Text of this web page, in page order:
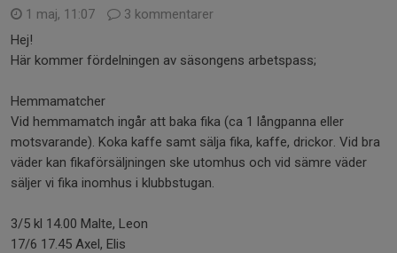
1 maj, 11:07
3 kommentarer
Hej!
Här kommer fördelningen av säsongens arbetspass;
Hemmamatcher
Vid hemmamatch ingår att baka fika (ca 1 långpanna eller
motsvarande). Koka kaffe samt sälja fika, kaffe, drickor. Vid bra
väder kan fikaförsäljningen ske utomhus och vid sämre väder
säljer vi fika inomhus i klubbstugan.
3/5 kl 14.00 Malte, Leon
17/6 17.45 Axel, Elis